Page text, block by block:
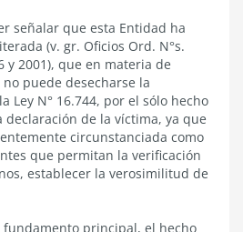
señalar que esta Entidad ha
(v. gr. Oficios Ord. N°s.
y 2001), que en materia de
puede desecharse la
Ley N° 16.744, por el sólo hecho
declaración de la víctima, ya que
circunstanciada como
que permitan la verificación
establecer la verosimilitud de
fundamento principal, el hecho